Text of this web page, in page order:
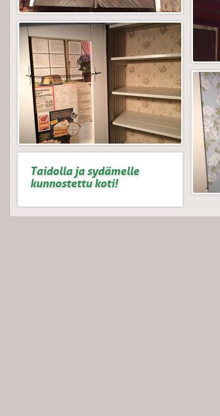
Taidolla ja sydämelle
kunnostettu koti!